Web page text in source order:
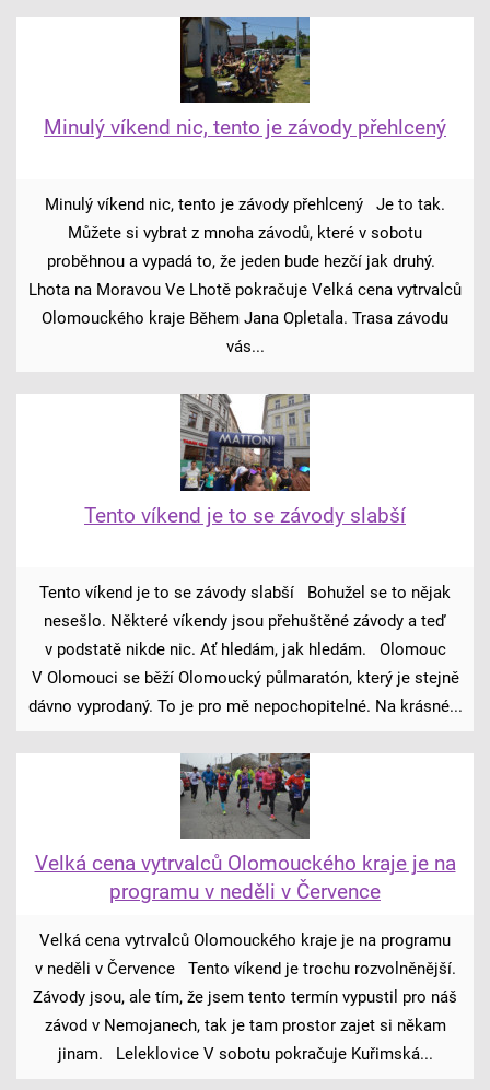
Minulý víkend nic, tento je závody přehlcený
Minulý víkend nic, tento je závody přehlcený Je to tak.
Můžete si vybrat z mnoha závodů, které v sobotu
proběhnou a vypadá to, že jeden bude hezčí jak druhý.
Lhota na Moravou Ve Lhotě pokračuje Velká cena vytrvalců
Olomouckého kraje Během Jana Opletala. Trasa závodu
vás...
Tento víkend je to se závody slabší
Tento víkend je to se závody slabší Bohužel se to nějak
nesešlo. Některé víkendy jsou přehuštěné závody a teď
v podstatě nikde nic. Ať hledám, jak hledám. Olomouc
V Olomouci se běží Olomoucký půlmaratón, který je stejně
dávno vyprodaný. To je pro mě nepochopitelné. Na krásné...
Velká cena vytrvalců Olomouckého kraje je na
programu v neděli v Července
Velká cena vytrvalců Olomouckého kraje je na programu
v neděli v Července Tento víkend je trochu rozvolněnější.
Závody jsou, ale tím, že jsem tento termín vypustil pro náš
závod v Nemojanech, tak je tam prostor zajet si někam
jinam. Leleklovice V sobotu pokračuje Kuřimská...